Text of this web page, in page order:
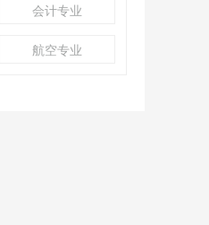
会计专业
航空专业